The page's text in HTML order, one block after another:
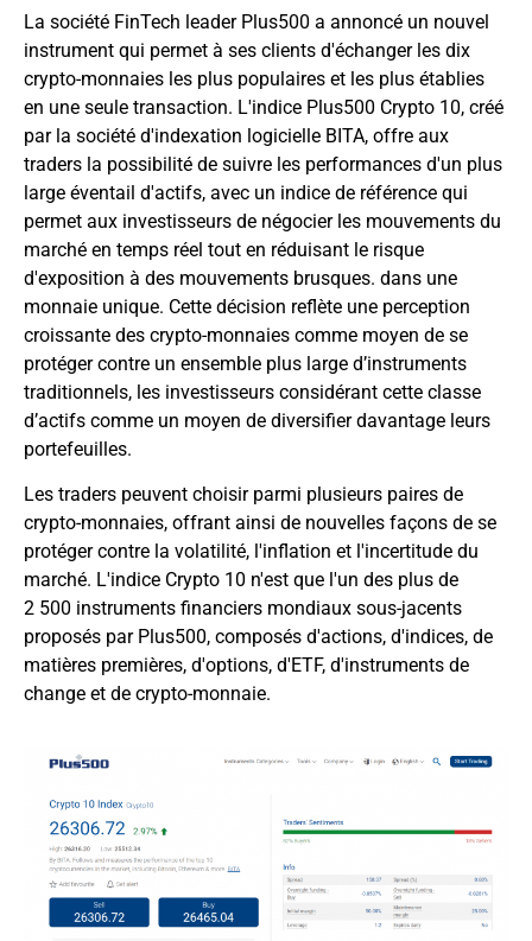
La société FinTech leader Plus500 a annoncé un nouvel
instrument qui permet à ses clients d'échanger les dix
crypto-monnaies les plus populaires et les plus établies
en une seule transaction. L'indice Plus500 Crypto 10, créé
par la société d'indexation logicielle BITA, offre aux
traders la possibilité de suivre les performances d'un plus
large éventail d'actifs, avec un indice de référence qui
permet aux investisseurs de négocier les mouvements du
marché en temps réel tout en réduisant le risque
d'exposition à des mouvements brusques. dans une
monnaie unique. Cette décision reflète une perception
croissante des crypto-monnaies comme moyen de se
protéger contre un ensemble plus large d’instruments
traditionnels, les investisseurs considérant cette classe
d’actifs comme un moyen de diversifier davantage leurs
portefeuilles.
Les traders peuvent choisir parmi plusieurs paires de
crypto-monnaies, offrant ainsi de nouvelles façons de se
protéger contre la volatilité, l'inflation et l'incertitude du
marché. L'indice Crypto 10 n'est que l'un des plus de
2 500 instruments financiers mondiaux sous-jacents
proposés par Plus500, composés d'actions, d'indices, de
matières premières, d'options, d'ETF, d'instruments de
change et de crypto-monnaie.